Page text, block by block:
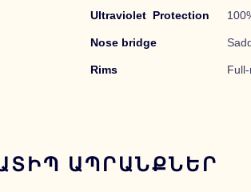
Ultraviolet Protection
Nose bridge
Rims
ԱՊՐԱՆՔՆԵՐ